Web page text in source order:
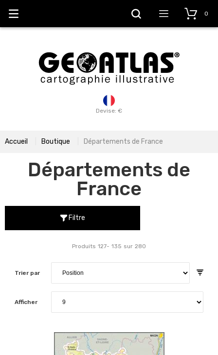
Devise: €
0
Accueil Boutique Départements de France
Départements de
France
Filtre
Trier par
Produits 127- 135 sur 280
Afficher